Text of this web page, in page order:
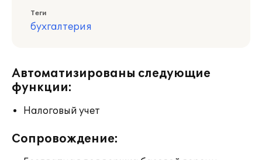
Теги
бухгалтерия
Автоматизированы следующие
функции:
Налоговый учет
Сопровождение: